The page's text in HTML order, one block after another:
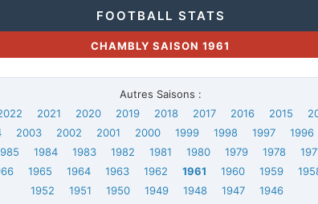
FOOTBALL STATS
CHAMBLY SAISON 1961
Autres Saisons :
2021 2020 2019 2018 2017 2016 2015
2003 2002 2001 2000 1999 1998 1997 1996
1984 1983 1982 1981 1980 1979 1978
1965 1964 1963 1962 1961 1960 1959
1952
1951 1950 1949 1948 1947 1946